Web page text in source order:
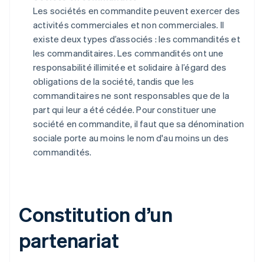
Les sociétés en commandite peuvent exercer des
activités commerciales et non commerciales. Il
existe deux types d’associés : les commandités et
les commanditaires. Les commandités ont une
responsabilité illimitée et solidaire à l’égard des
obligations de la société, tandis que les
commanditaires ne sont responsables que de la
part qui leur a été cédée. Pour constituer une
société en commandite, il faut que sa dénomination
sociale porte au moins le nom d'au moins un des
commandités.
Constitution d’un
partenariat